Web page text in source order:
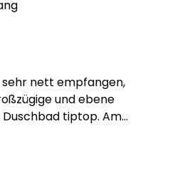
sehr nett empfangen,
und ebene
tiptop. Am
Wir kommen wieder.